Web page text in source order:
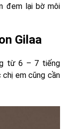
đem lại bờ môi
Gilaa
từ 6 – 7 tiếng
chị em cũng cần